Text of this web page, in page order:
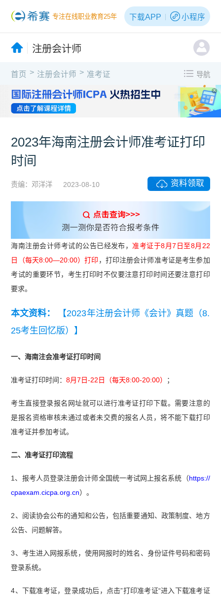
专注在线职业教育25年 下载APP 小程序
注册会计师
首页 > 注册会计师 > 准考证 导航
X
2023年海南注册会计师准考证打印
时间
责编：邓洋洋 2023-08-10 资料领取
海南注册会计师考试的公告已经发布，准考证于8月7日至8月22
日（每天8:00—20:00）打印 ，打印注册会计师准考证是考生参加
考试的重要环节，考生打印时不仅要注意打印时间还要注意打印
要求。
本文资料：
【2023年注册会计师《会计》真题（8.
25考生回忆版）】
一、海南注会准考证打印时间
准考证打印时间：8月7日-22日（每天8:00-20:00） ；
考生直接登录报名网址就可以进行准考证打印下载。需要注意的
是报名资格审核未通过或者未交费的报名人员，将不能下载打印
准考证并参加考试。
二、准考证打印流程
1、报考人员登录注册会计师全国统一考试网上报名系统（https://
cpaexam.cicpa.org.cn）。
2、阅读协会公布的通知和公告，包括重要通知、政策制度、地方
公告、问题解答。
3、考生进入网报系统，使用网报时的姓名、身份证件号码和密码
登录系统。
4、下载准考证，登录成功后，点击”打印准考证“进入下载准考证